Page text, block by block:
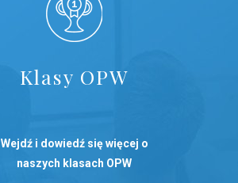
Klasy OPW
Wejdź i dowiedź się więcej o
naszych klasach OPW